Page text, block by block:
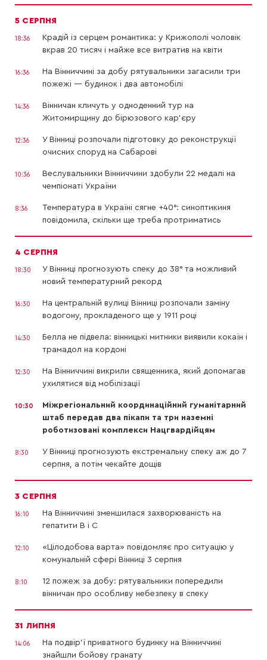
5 СЕРПНЯ
18:36
Крадій із серцем романтика: у Крижополі чоловік
вкрав 20 тисяч і майже все витратив на квіти
16:36
На Вінниччині за добу рятувальники загасили три
пожежі — будинок і два автомобілі
14:36
Вінничан кличуть у одноденний тур на
Житомирщину до бірюзового кар’єру
12:36
У Вінниці розпочали підготовку до реконструкції
очисних споруд на Сабарові
10:36
Веслувальники Вінниччини здобули 22 медалі на
чемпіонаті України
8:36
Температура в Україні сягне +40°: синоптикиня
повідомила, скільки ще треба протриматись
4 СЕРПНЯ
18:30
У Вінниці прогнозують спеку до 38° та можливий
новий температурний рекорд
16:30
На центральній вулиці Вінниці розпочали заміну
водогону, прокладеного ще у 1911 році
14:30
Белла не підвела: вінницькі митники виявили кокаїн і
трамадол на кордоні
12:30
На Вінниччині викрили священника, який допомагав
ухилятися від мобілізації
10:30
Міжрегіональний координаційний гуманітарний
штаб передав два пікапи та три наземні
роботизовані комплекси Нацгвардійцям
8:30
У Вінниці прогнозують екстремальну спеку аж до 7
серпня, а потім чекайте дощів
3 СЕРПНЯ
16:10
На Вінниччині зменшилася захворюваність на
гепатити В і С
12:10
«Цілодобова варта» повідомляє про ситуацію у
комунальній сфері Вінниці 3 серпня
8:10
12 пожеж за добу: рятувальники попередили
вінничан про особливу небезпеку в спеку
31 ЛИПНЯ
14:06
На подвір’ї приватного будинку на Вінниччині
знайшли бойову гранату